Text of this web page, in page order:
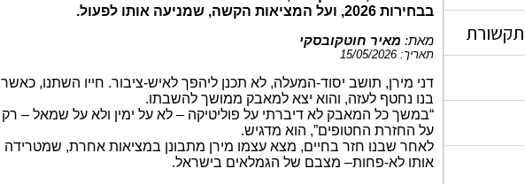
בבחירות 2026, ועל המציאות הקשה, שמניעה אותו לפעול.
מאת: מאיר חוטקובסקי
תאריך: 15/05/2026
דני מירן, תושב יסוד-המעלה, לא תכנן ליהפך לאיש-ציבור. חייו השתנו, כאשר
בנו נחטף לעזה, והוא יצא למאבק ממושך להשבתו.
“במשך כל המאבק לא דיברתי על פוליטיקה – לא על ימין ולא על שמאל – רק
על החזרת החטופים”, הוא מדגיש.
לאחר שבנו חזר בחיים, מצא עצמו מירן מתבונן במציאות אחרת, שמטרידה
אותו לא-פחות– מצבם של הגמלאים בישראל.